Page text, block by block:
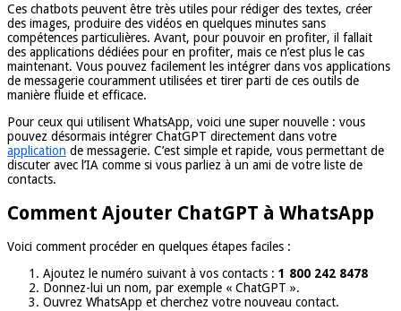
Ces chatbots peuvent être très utiles pour rédiger des textes, créer
des images, produire des vidéos en quelques minutes sans
compétences particulières. Avant, pour pouvoir en profiter, il fallait
des applications dédiées pour en profiter, mais ce n’est plus le cas
maintenant. Vous pouvez facilement les intégrer dans vos applications
de messagerie couramment utilisées et tirer parti de ces outils de
manière fluide et efficace.
Pour ceux qui utilisent WhatsApp, voici une super nouvelle : vous
pouvez désormais intégrer ChatGPT directement dans votre
application de messagerie. C’est simple et rapide, vous permettant de
discuter avec l’IA comme si vous parliez à un ami de votre liste de
contacts.
Comment Ajouter ChatGPT à WhatsApp
Voici comment procéder en quelques étapes faciles :
Ajoutez le numéro suivant à vos contacts : 1 800 242 8478
Donnez-lui un nom, par exemple « ChatGPT ».
Ouvrez WhatsApp et cherchez votre nouveau contact.